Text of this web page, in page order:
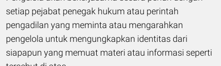
setiap pejabat penegak hukum atau perintah
pengadilan yang meminta atau mengarahkan
pengelola untuk mengungkapkan identitas dari
siapapun yang memuat materi atau informasi seperti